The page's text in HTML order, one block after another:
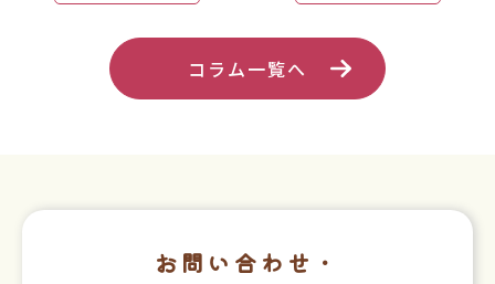
コラム一覧へ
お問い合わせ・